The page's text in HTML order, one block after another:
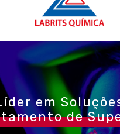
em
de